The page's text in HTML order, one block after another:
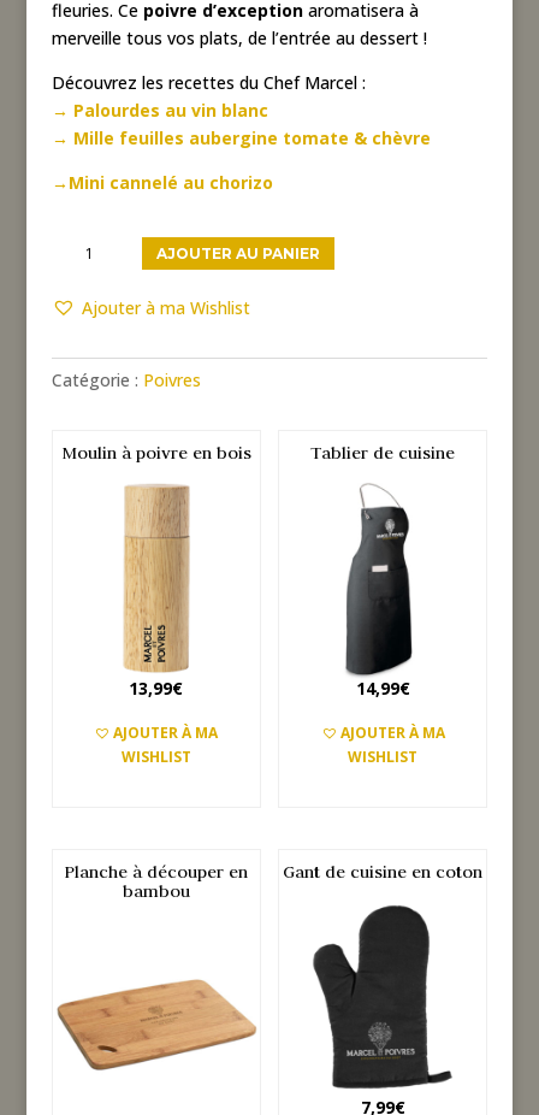
fleuries. Ce poivre d’exceptionaromatisera à
merveille tous vos plats, de l’entrée au dessert !
Découvrez les recettes du Chef Marcel :
→ Palourdes au vin blanc
→ Mille feuilles aubergine tomate & chèvre
→Mini cannelé au chorizo
quantité
Poivre
de
Tellicherry
AJOUTER AU PANIER
Ajouter à ma Wishlist
Catégorie : Poivres
AJOUTER À MA
WISHLIST
Moulin à poivre en bois
13,99€
AJOUTER À MA
WISHLIST
Tablier de cuisine
14,99€
Planche à découper en
bambou
Gant de cuisine en coton
7,99€